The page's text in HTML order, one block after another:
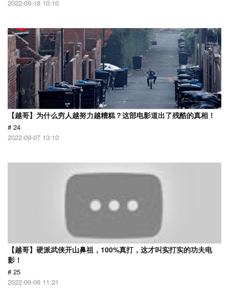
2022-09-18 10:10
【越哥】为什么穷人越努力越糟糕？这部电影道出了残酷的真相！
# 24
2022-09-07 13:10
【越哥】硬派武侠开山鼻祖，100%真打，这才叫实打实的功夫电
影！
# 25
2022-09-06 11:21